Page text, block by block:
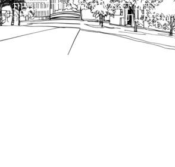
הקבוע בהוראות הדין הרלוונטיות
מעת לעת.